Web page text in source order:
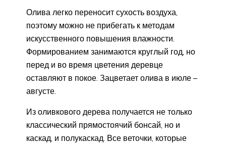
Олива легко переносит сухость воздуха,
поэтому можно не прибегать к методам
искусственного повышения влажности.
Формированием занимаются круглый год, но
перед и во время цветения деревце
оставляют в покое. Зацветает олива в июле –
августе.
Из оливкового дерева получается не только
классический прямостоячий бонсай, но и
каскад, и полукаскад. Все веточки, которые